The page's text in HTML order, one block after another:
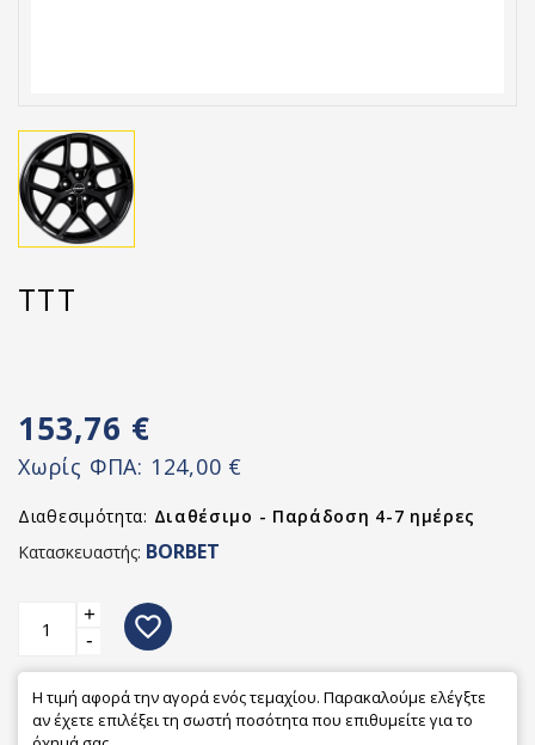
TTT
153,76 €
Χωρίς ΦΠΑ: 124,00 €
Διαθεσιμότητα: Διαθέσιμο - Παράδοση 4-7 ημέρες
Κατασκευαστής: BORBET
+
-
favorite_border
Η τιμή αφορά την αγορά ενός τεμαχίου. Παρακαλούμε ελέγξτε
αν έχετε επιλέξει τη σωστή ποσότητα που επιθυμείτε για το